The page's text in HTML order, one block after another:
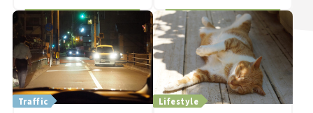
スゴイやつ。
Traffic Lifestyle